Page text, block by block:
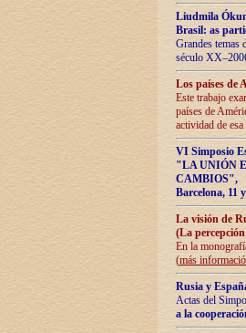
Liudmila
Brasil: as
Grandes temas
século
Los países de
Este trabajo
países de
actividad de
VI Simposio
"LA UNIÓN
CAMBIOS",
Barcelona, 11
La visión de
(La
En la
(más
Rusia y
Actas del
a la